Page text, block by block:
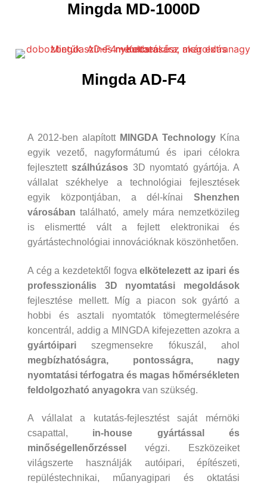
Mingda MD-1000D
Mingda AD-F4
A 2012-ben alapított MINGDA Technology Kína
egyik vezető, nagyformátumú és ipari célokra
fejlesztettszálhúzásos 3D nyomtató gyártója. A
vállalat székhelye a technológiai fejlesztések
egyik központjában, a dél-kínai Shenzhen
városában található, amely mára nemzetközileg
is elismertté vált a fejlett elektronikai és
gyártástechnológiai innovációknak köszönhetően.
A cég a kezdetektől fogvaelkötelezett az ipari és
professzionális 3D nyomtatási megoldások
fejlesztése mellett. Míg a piacon sok gyártó a
hobbi és asztali nyomtatók tömegtermelésére
koncentrál, addig a MINGDA kifejezetten azokra a
gyártóipari szegmensekre fókuszál, ahol
megbízhatóságra, pontosságra, nagy
nyomtatási térfogatra és magas hőmérsékleten
feldolgozható anyagokra van szükség.
A vállalat a kutatás-fejlesztést saját mérnöki
csapattal, in-house gyártással és
minőségellenőrzéssel
végzi. Eszközeiket
világszerte használják autóipari, építészeti,
repüléstechnikai, műanyagipari és oktatási